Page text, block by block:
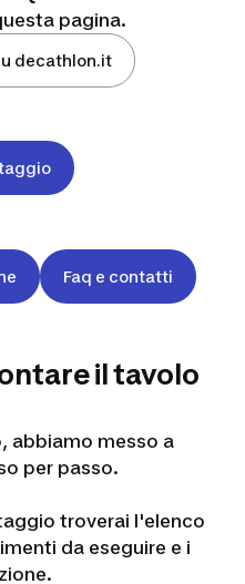
pagina.
decathlon.it
Faq e contatti
il tavolo
abbiamo messo a
per passo.
troverai l'elenco
da eseguire e i